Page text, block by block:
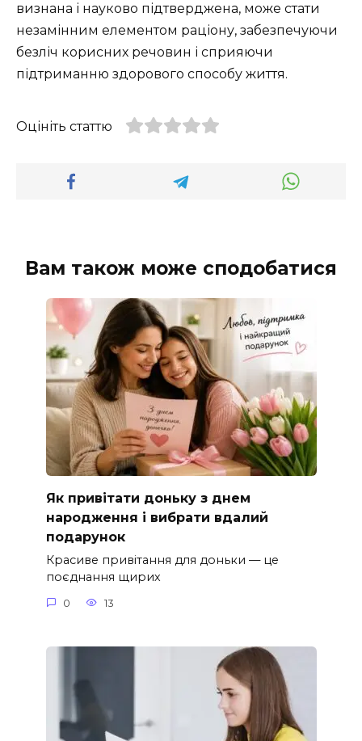
визнана і науково підтверджена, може стати
незамінним елементом раціону, забезпечуючи
безліч корисних речовин і сприяючи
підтриманню здорового способу життя.
Оцініть статтю
Вам також може сподобатися
Як привітати доньку з днем
народження і вибрати вдалий
подарунок
Красиве привітання для доньки — це
поєднання щирих
0 13